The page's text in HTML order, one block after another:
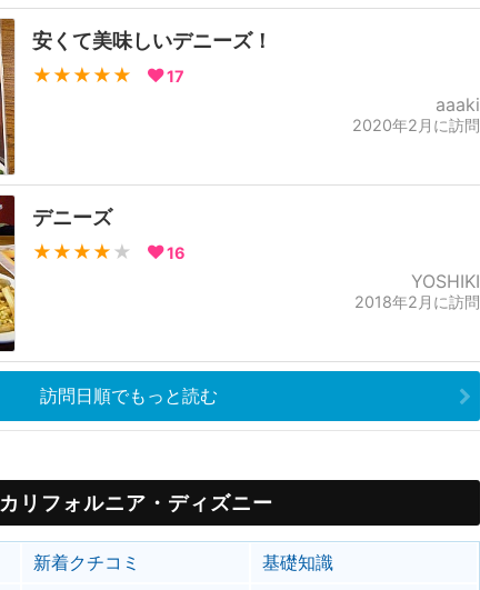
安くて美味しいデニーズ！
★★★★★ 17
aaaki
2020年2月に訪問
デニーズ
★★★★ ★ 16
YOSHIKI
2018年2月に訪問
訪問日順でもっと読む
カリフォルニア・ディズニー
新着クチコミ
基礎知識